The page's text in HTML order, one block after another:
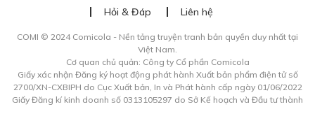
Hỏi & Đáp
Liên hệ
COMI © 2024 Comicola - Nền tảng truyện tranh bản quyền duy nhất tại
Việt Nam.
Cơ quan chủ quản: Công ty Cổ phần Comicola
Giấy xác nhận Đăng ký hoạt động phát hành Xuất bản phẩm điện tử số
2700/XN-CXBIPH do Cục Xuất bản, In và Phát hành cấp ngày 01/06/2022
Giấy Đăng kí kinh doanh số 0313105297 do Sở Kế hoạch và Đầu tư thành